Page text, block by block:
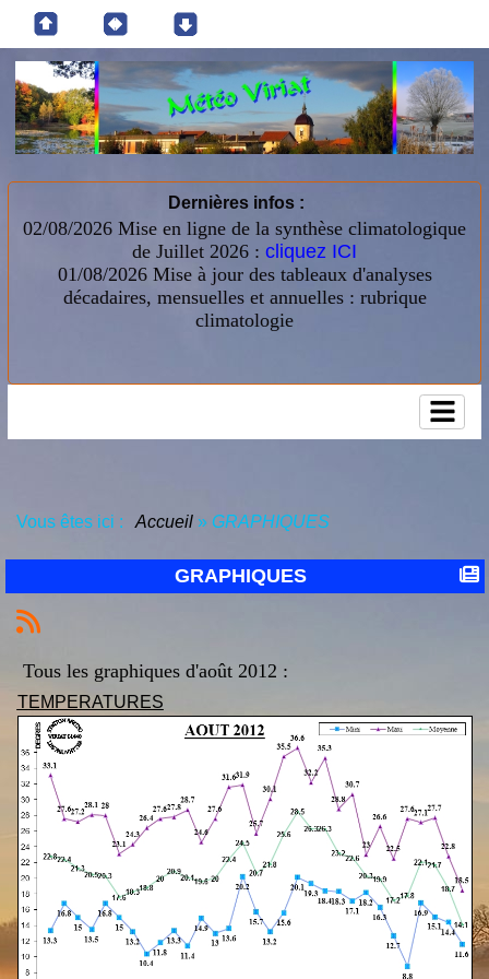
Dernières infos :
02/08/2026 Mise en ligne de la synthèse climatologique
de Juillet 2026 : cliquez ICI
01/08/2026 Mise à jour des tableaux d'analyses
décadaires, mensuelles et annuelles : rubrique
climatologie
Vous êtes ici : Accueil » GRAPHIQUES
GRAPHIQUES
Tous les graphiques d'août 2012 :
TEMPERATURES